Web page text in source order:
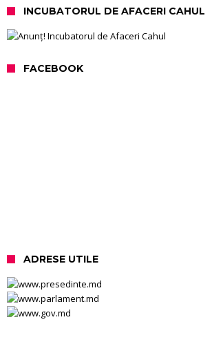
INCUBATORUL DE AFACERI CAHUL
FACEBOOK
ADRESE UTILE